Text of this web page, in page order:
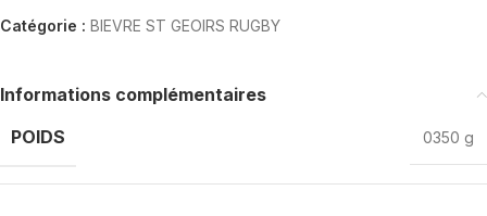
Catégorie : BIEVRE ST GEOIRS RUGBY
Informations complémentaires
POIDS
0350 g